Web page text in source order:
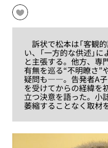
訴状で松本は「客観
い、「一方的な供述」に
と主張する。他方、専
有無を巡る“不明瞭さ”
疑問も――。告発者A子
を受けてからの経緯を
立つ決意を語った。小
萎縮することなく取材